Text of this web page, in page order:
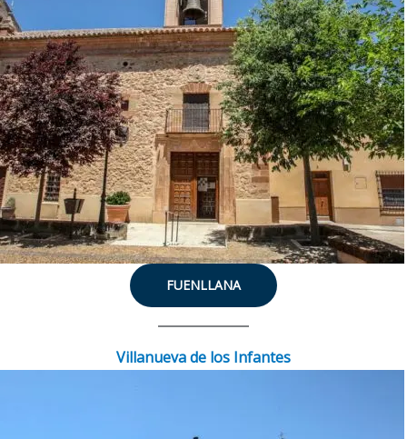
FUENLLANA
Villanueva de los Infantes